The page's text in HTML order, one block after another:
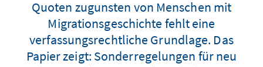
Quoten zugunsten von Menschen mit
Migrationsgeschichte fehlt eine
verfassungsrechtliche Grundlage. Das
Papier zeigt: Sonderregelungen für neu